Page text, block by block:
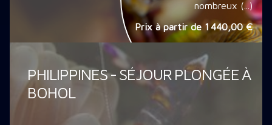
nombreux (...)
Prix à partir de 1 440,00 €
PHILIPPINES - SÉJOUR PLONGÉE À
BOHOL